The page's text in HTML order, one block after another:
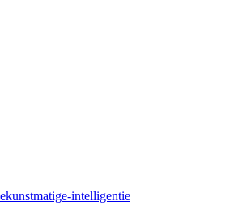
kunstmatige-intelligentie